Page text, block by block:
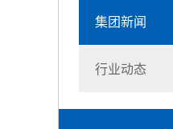
集团新闻
行业动态